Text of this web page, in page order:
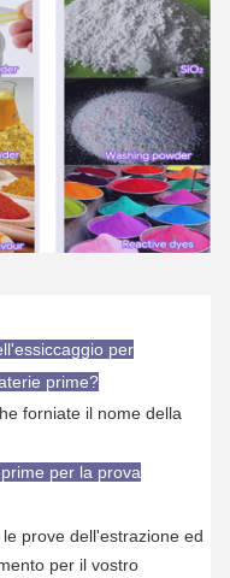
per
prime?
forniate il nome della
per la prova
prove dell'estrazione ed
per il vostro